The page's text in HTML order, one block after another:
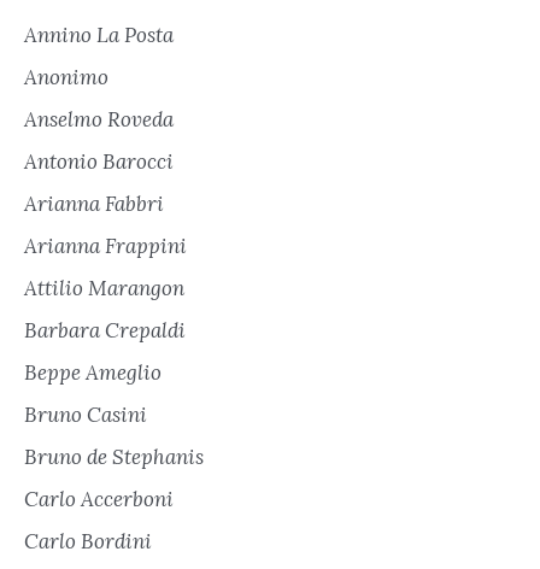
Annino La Posta
Anonimo
Anselmo Roveda
Antonio Barocci
Arianna Fabbri
Arianna Frappini
Attilio Marangon
Barbara Crepaldi
Beppe Ameglio
Bruno Casini
Bruno de Stephanis
Carlo Accerboni
Carlo Bordini